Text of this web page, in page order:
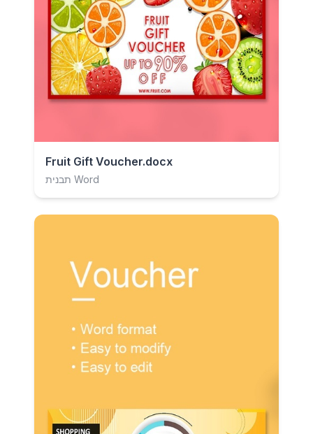
Fruit Gift Voucher.docx
תבנית Word